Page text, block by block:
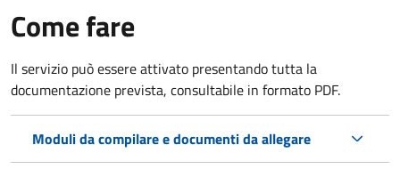
Come fare
Il servizio può essere attivato presentando tutta la
documentazione prevista, consultabile in formato PDF.
Moduli da compilare e documenti da allegare